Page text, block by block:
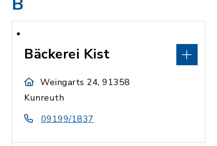
Bäckerei Kist
Weingarts 24, 91358
Kunreuth
09199/1837